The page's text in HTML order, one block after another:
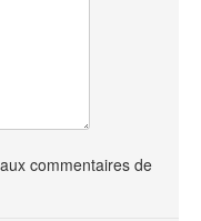
commentaires de